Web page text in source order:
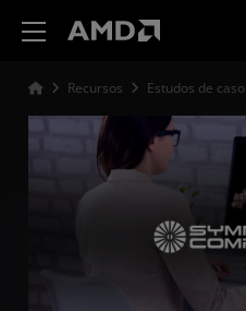
Recursos Estudos de caso